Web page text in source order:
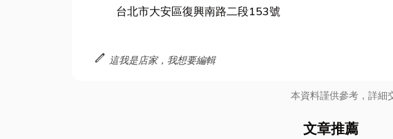
台北市大安區復興南路二段153號
edit 這我是店家，我想要編輯
本資料謹供參考，詳細
文章推薦